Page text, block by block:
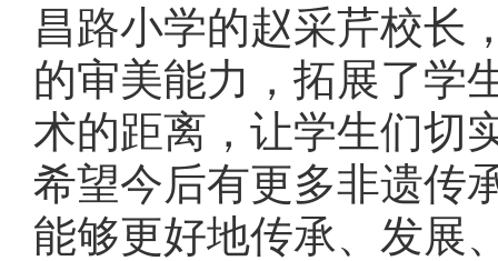
昌路小学的赵采芹校长
的审美能力，拓展了学
术的距离，让学生们切
希望今后有更多非遗传
能够更好地传承、发展